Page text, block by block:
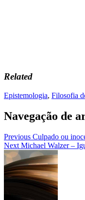
Related
Epistemologia, Filosofia
Navegação de
Previous Culpado ou
Next Michael Walzer –